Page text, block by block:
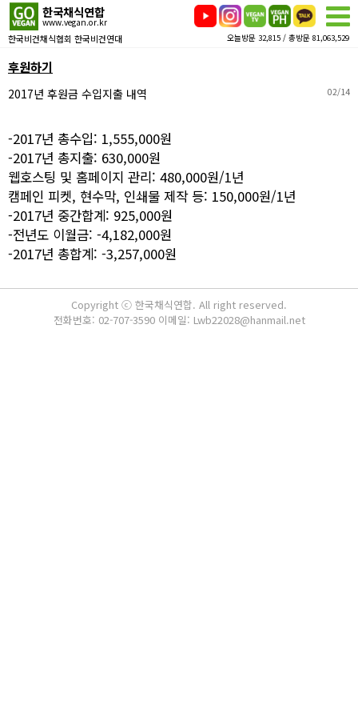
한국채식연합
www.vegan.or.kr
한국비건채식협회 한국비건연대 오늘방문 32,815 / 총방문 81,063,529
후원하기
2017년 후원금 수입지출 내역 02/14
-2017년 총수입: 1,555,000원
-2017년 총지출: 630,000원
웹호스팅 및 홈페이지 관리: 480,000원/1년
캠페인 피켓, 현수막, 인쇄물 제작 등: 150,000원/1년
-2017년 중간합계: 925,000원
-전년도 이월금: -4,182,000원
-2017년 총합계: -3,257,000원
Copyright ⓒ 한국채식연합. All right reserved.
전화번호: 02-707-3590 이메일: Lwb22028@hanmail.net